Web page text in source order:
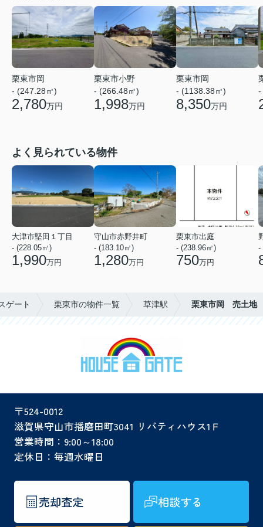
栗東市岡
- (247.28㎡)
2,780万円
栗東市小野
- (266.48㎡)
1,998万円
栗東市岡
- (1138.38㎡)
8,350万円
-
よく見られている物件
大津市堅田１丁目
- (228.05㎡)
1,990万円
守山市赤野井町
- (183.10㎡)
1,280万円
栗東市出庭
- (238.96㎡)
750万円
-
ゲート 栗東市の物件一覧 草津駅 栗東市岡 売土地
〒524-0012
滋賀県守山市播磨田町3041 リバティハウス1Ｆ
営業時間：9:00～18:00
定休日：毎週水曜日
売却査定 相談する